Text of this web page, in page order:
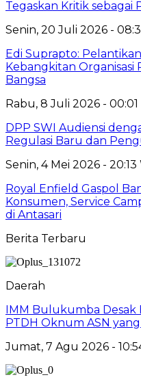
Tegaskan Kritik sebagai
Senin, 20 Juli 2026 -
Edi Suprapto:
Kebangkitan Organisasi
Bangsa
Rabu, 8 Juli 2026 -
DPP SWI Audiensi
Regulasi Baru dan
Senin, 4 Mei 2026 - 20:13
Royal Enfield Gaspol
Konsumen, Service
di Antasari
Berita Terbaru
Daerah
IMM Bulukumba Desak
PTDH Oknum ASN
Jumat, 7 Agu 2026 -